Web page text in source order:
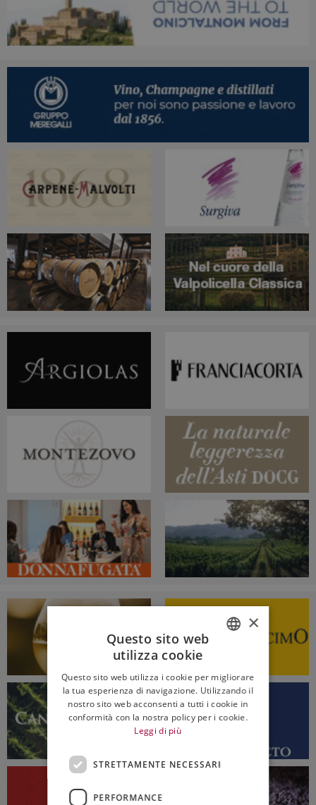
ENGLISH
×
Questo sito web
utilizza cookie
Questo sito web utilizza i cookie per migliorare
la tua esperienza di navigazione. Utilizzando il
nostro sito web acconsenti a tutti i cookie in
conformità con la nostra policy per i cookie.
Leggi di più
STRETTAMENTE NECESSARI
PERFORMANCE